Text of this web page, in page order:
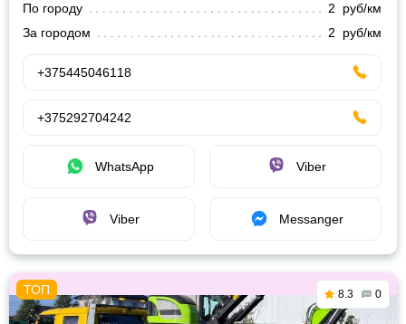
По городу
2 руб/км
За городом
2 руб/км
+375445046118
+375292704242
WhatsApp Viber
Viber Messanger
8.3 0